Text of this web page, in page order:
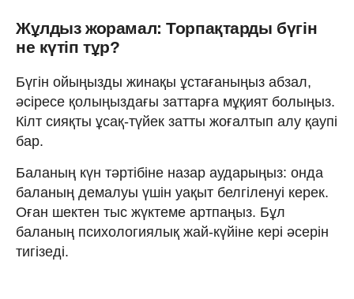
Жұлдыз жорамал: Торпақтарды бүгін
не күтіп тұр?
Бүгін ойыңызды жинақы ұстағаныңыз абзал,
әсіресе қолыңыздағы заттарға мұқият болыңыз.
Кілт сияқты ұсақ-түйек затты жоғалтып алу қаупі
бар.
Баланың күн тәртібіне назар аударыңыз: онда
баланың демалуы үшін уақыт белгіленуі керек.
Оған шектен тыс жүктеме артпаңыз. Бұл
баланың психологиялық жай-күйіне кері әсерін
тигізеді.